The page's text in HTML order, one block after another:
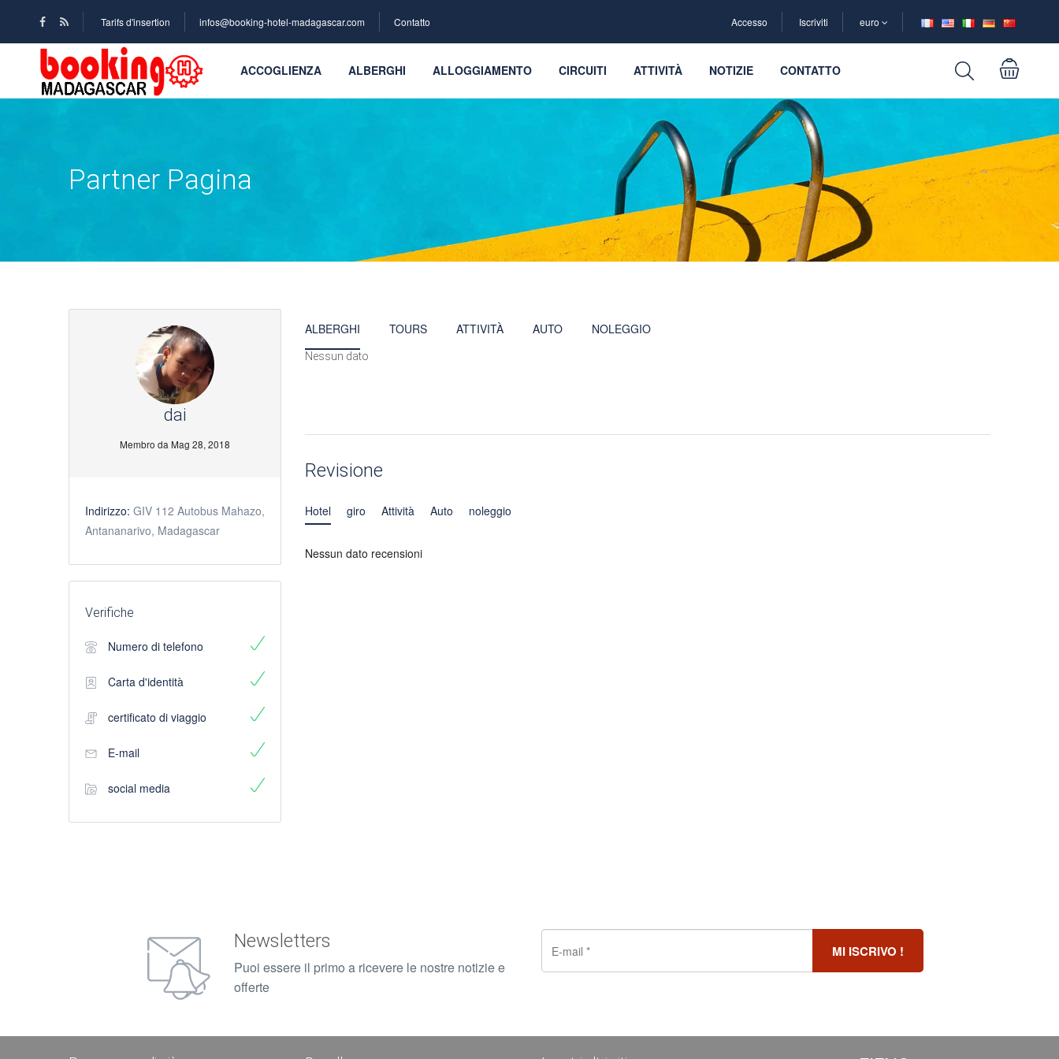
Tarifs d'insertion infos@booking-hotel-madagascar.com Contatto Accesso Iscriviti euro
ACCOGLIENZA ALBERGHI ALLOGGIAMENTO CIRCUITI ATTIVITÀ NOTIZIE CONTATTO
Partner Pagina
dai
Membro da Mag 28, 2018
Indirizzo: GIV 112 Autobus Mahazo,
Antananarivo, Madagascar
Verifiche
Numero di telefono
Carta d'identità
certificato di viaggio
E-mail
social media
ALBERGHI TOURS ATTIVITÀ AUTO NOLEGGIO
Nessun dato
Revisione
Hotel giro Attività Auto noleggio
Nessun dato recensioni
Newsletters
Puoi essere il primo a ricevere le nostre notizie e
offerte